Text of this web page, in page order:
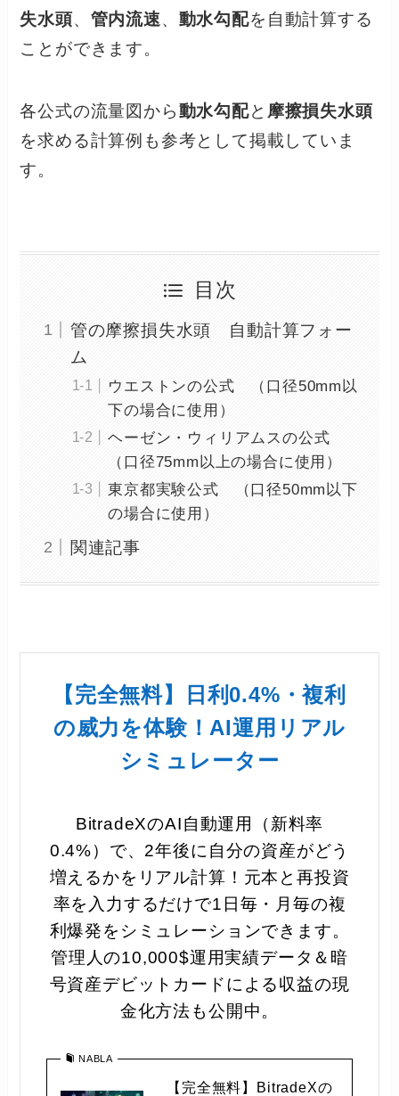
失水頭、 管内流速、 動水勾配を自動計算する
ことができます。
各公式の流量図から動水勾配と 摩擦損失水頭
を求める計算例も参考として掲載していま
す。
目次
管の摩擦損失水頭 自動計算フォー
ム
ウエストンの公式 （口径50mm以
下の場合に使用）
ヘーゼン・ウィリアムスの公式
（口径75mm以上の場合に使用）
東京都実験公式 （口径50mm以下
の場合に使用）
関連記事
【完全無料】日利0.4%・複利
の威力を体験！AI運用リアル
シミュレーター
BitradeXのAI自動運用（新料率
0.4%）で、2年後に自分の資産がどう
増えるかをリアル計算！元本と再投資
率を入力するだけで1日毎・月毎の複
利爆発をシミュレーションできます。
管理人の10,000$運用実績データ＆暗
号資産デビットカードによる収益の現
金化方法も公開中。
NABLA
【完全無料】BitradeXの